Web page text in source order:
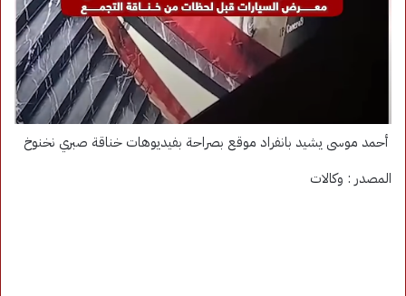
أحمد موسى يشيد بانفراد موقع بصراحة بفيديوهات خناقة صبري نخنوخ
المصدر : وكالات